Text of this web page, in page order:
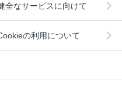
全なサービスに向けて
の利用について